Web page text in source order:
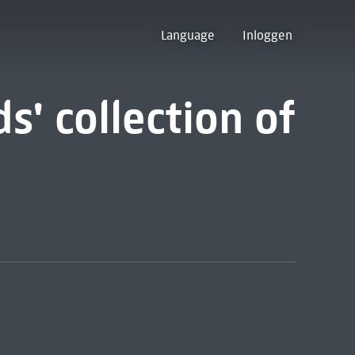
Language Inloggen
collection of